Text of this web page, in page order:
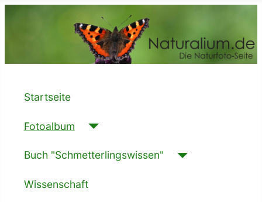
Startseite
Fotoalbum
Buch "Schmetterlingswissen"
Wissenschaft